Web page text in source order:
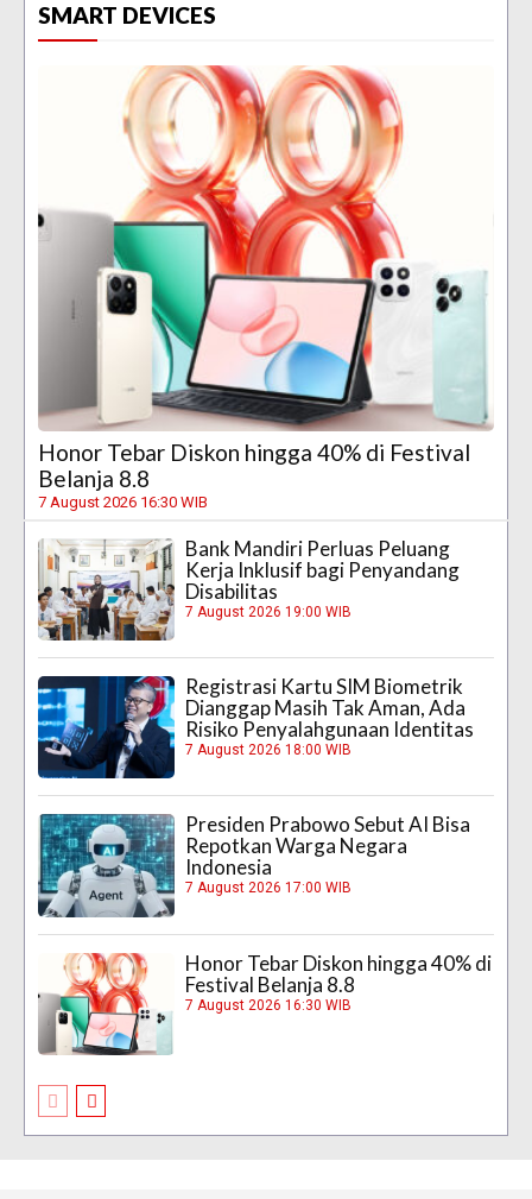
SMART DEVICES
Honor Tebar Diskon hingga 40% di Festival
Belanja 8.8
7 August 2026 16:30 WIB
Bank Mandiri Perluas Peluang
Kerja Inklusif bagi Penyandang
Disabilitas
7 August 2026 19:00 WIB
Registrasi Kartu SIM Biometrik
Dianggap Masih Tak Aman, Ada
Risiko Penyalahgunaan Identitas
7 August 2026 18:00 WIB
Presiden Prabowo Sebut AI Bisa
Repotkan Warga Negara
Indonesia
7 August 2026 17:00 WIB
Honor Tebar Diskon hingga 40% di
Festival Belanja 8.8
7 August 2026 16:30 WIB